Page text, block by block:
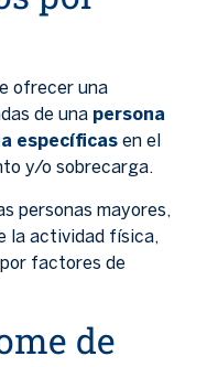
ofrecer una
de una persona
específicas en el
y/o sobrecarga.
personas mayores,
la actividad física,
factores de
de